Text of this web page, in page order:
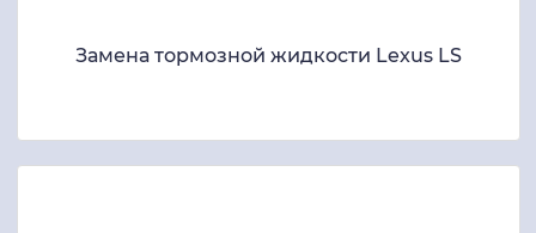
Замена тормозной жидкости Lexus LS